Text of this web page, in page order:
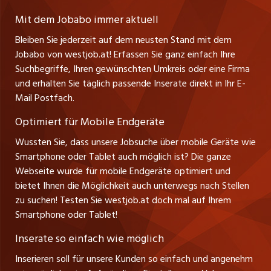
Führungspositionen
Management / Kader-Jobs
jobmittelland.ch
jobbern.ch
jobbasel.ch
zentraljob.ch
myjob.ch
schaffu.ch (VS)
ajourjob.ch
russmedia.com
vol.at
A-6858 Schwarzach
Stefan Spötl
Tel. +43 664 39 47 47 7
Leiter westjob.at
Andrea Graf
Tel. +43 664 20 30 02 1
Verkauf und Beratung
Mit dem Jobabo immer aktuell
Bleiben Sie jederzeit auf dem neusten Stand mit dem
Jobabo von westjob.at! Erfassen Sie ganz einfach Ihre
Suchbegriffe, Ihren gewünschten Umkreis oder eine Firma
und erhalten Sie täglich passende Inserate direkt in Ihr E-
Mail Postfach.
Optimiert für Mobile Endgeräte
Wussten Sie, dass unsere Jobsuche über mobile Geräte wie
Smartphone oder Tablet auch möglich ist? Die ganze
Webseite wurde für mobile Endgeräte optimiert und
bietet Ihnen die Möglichkeit auch unterwegs nach Stellen
zu suchen! Testen Sie westjob.at doch mal auf Ihrem
Smartphone oder Tablet!
Inserate so einfach wie möglich
Inserieren soll für unsere Kunden so einfach und angenehm